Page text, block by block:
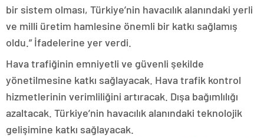
bir sistem olması, Türkiye’nin havacılık alanındaki yerli
ve milli üretim hamlesine önemli bir katkı sağlamış
oldu.” İfadelerine yer verdi.
Hava trafiğinin emniyetli ve güvenli şekilde
yönetilmesine katkı sağlayacak. Hava trafik kontrol
hizmetlerinin verimliliğini artıracak. Dışa bağımlılığı
azaltacak. Türkiye’nin havacılık alanındaki teknolojik
gelişimine katkı sağlayacak.